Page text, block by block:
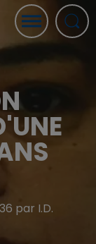
par I.D.